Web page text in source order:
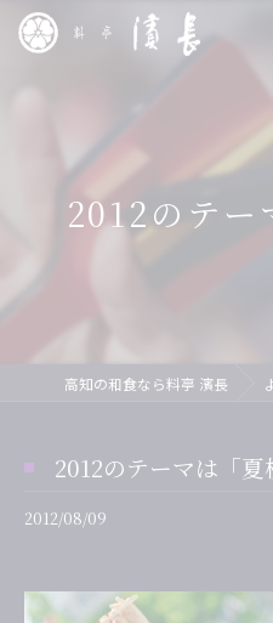
2012のテー
高知の和食なら料亭 濱長
2012のテーマは「夏
2012/08/09